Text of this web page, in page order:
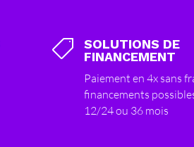

SOLUTIONS DE
FINANCEMENT
Paiement en 4x sans
financements
12/24 ou 36 mois